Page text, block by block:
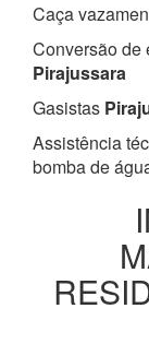
Caça
Conversão de
Pirajussara
Gasistas
Assistência
bomba de